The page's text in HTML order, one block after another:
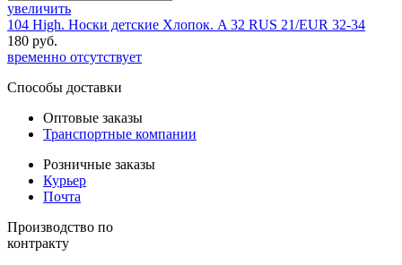
увеличить
104 High. Носки детские Хлопок. A 32 RUS 21/EUR 32-34
180 руб.
временно отсутствует
Способы доставки
Оптовые заказы
Транспортные компании
Розничные заказы
Курьер
Почта
Производство по
контракту